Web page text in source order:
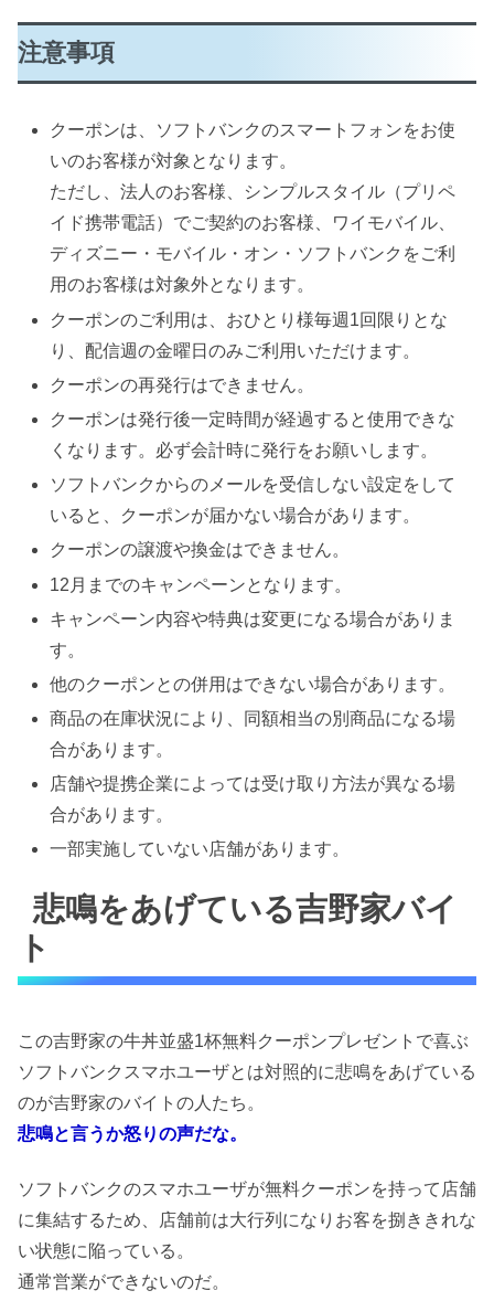
注意事項
クーポンは、ソフトバンクのスマートフォンをお使
いのお客様が対象となります。
ただし、法人のお客様、シンプルスタイル（プリペ
イド携帯電話）でご契約のお客様、ワイモバイル、
ディズニー・モバイル・オン・ソフトバンクをご利
用のお客様は対象外となります。
クーポンのご利用は、おひとり様毎週1回限りとな
り、配信週の金曜日のみご利用いただけます。
クーポンの再発行はできません。
クーポンは発行後一定時間が経過すると使用できな
くなります。必ず会計時に発行をお願いします。
ソフトバンクからのメールを受信しない設定をして
いると、クーポンが届かない場合があります。
クーポンの譲渡や換金はできません。
12月までのキャンペーンとなります。
キャンペーン内容や特典は変更になる場合がありま
す。
他のクーポンとの併用はできない場合があります。
商品の在庫状況により、同額相当の別商品になる場
合があります。
店舗や提携企業によっては受け取り方法が異なる場
合があります。
一部実施していない店舗があります。
悲鳴をあげている吉野家バイ
ト
この吉野家の牛丼並盛1杯無料クーポンプレゼントで喜ぶ
ソフトバンクスマホユーザとは対照的に悲鳴をあげている
のが吉野家のバイトの人たち。
悲鳴と言うか怒りの声だな。
ソフトバンクのスマホユーザが無料クーポンを持って店舗
に集結するため、店舗前は大行列になりお客を捌ききれな
い状態に陥っている。
通常営業ができないのだ。